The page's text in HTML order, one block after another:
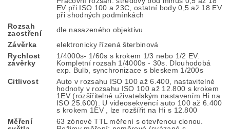
EV při ISO 100 a 23C, ostatní body 0,5 až 18 EV
při shodných podmínkách
Rozsah
zaostření
dle nasazeného objektivu
Závěrka
elektronicky řízená šterbinová
Rychlost
závěrky
1/4000s- 1/60s s krokem 1/3 nebo 1/2 EV.
Kompletní rozsah 1/4000s - 30s. Dlouhodobá
exp. Bulb, synchronizace s bleskem 1/200s
Citlivost
Auto v rozsahu ISO 100 až 6.400, nastavitelné
hodnoty v rozsahu ISO 100 až 12.800 s krokem
1EV (rozšiřitelné uživatelským nastavením Hi na
ISO 25.600). U videosekvencí auto 100 až 6.400
s krokem 1EV , lze rozšířit na Hi s 12.800
Měření
63 zónové TTL měření s otevřenou clonou.